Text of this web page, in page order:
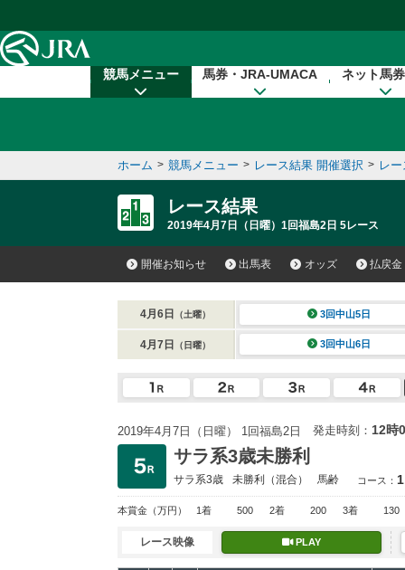
競馬メニュー 馬券・JRA-UMACA ネット馬
ホーム > 競馬メニュー > レース結果 開催選択 > レ
レース結果
2019年4月7日（日曜）1回福島2日 5レース
開催お知らせ 出馬表 オッズ 払戻金
4月6日 （土曜） 3回中山5日
4月7日 （日曜） 3回中山6日
2019年4月7日（日曜） 1回福島2日 発走時刻： 12時
サラ系3歳未勝利
サラ系3歳 未勝利 （混合） 馬齢 コース：
本賞金 （万円） 1着 500 2着 200 3着 130
レース映像 PLAY